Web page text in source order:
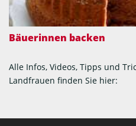
Bäuerinnen backen
Alle Infos, Videos, Tipps und
Landfrauen finden Sie hier: